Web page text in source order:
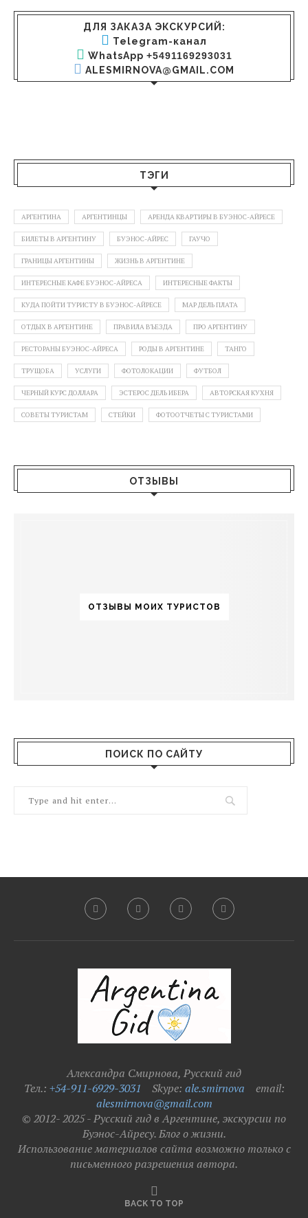
ДЛЯ ЗАКАЗА ЭКСКУРСИЙ:
Telegram-канал
WhatsApp +5491169293031
ALESMIRNOVA@GMAIL.COM
ТЭГИ
АРГЕНТИНА АРГЕНТИНЦЫ АРЕНДА КВАРТИРЫ В БУЭНОС-АЙРЕСЕ
БИЛЕТЫ В АРГЕНТИНУ БУЭНОС-АЙРЕС ГАУЧО
ГРАНИЦЫ АРГЕНТИНЫ ЖИЗНЬ В АРГЕНТИНЕ
ИНТЕРЕСНЫЕ КАФЕ БУЭНОС-АЙРЕСА ИНТЕРЕСНЫЕ ФАКТЫ
КУДА ПОЙТИ ТУРИСТУ В БУЭНОС-АЙРЕСЕ МАР ДЕЛЬ ПЛАТА
ОТДЫХ В АРГЕНТИНЕ ПРАВИЛА ВЪЕЗДА ПРО АРГЕНТИНУ
РЕСТОРАНЫ БУЭНОС-АЙРЕСА РОДЫ В АРГЕНТИНЕ ТАНГО
ТРУЩОБА УСЛУГИ ФОТОЛОКАЦИИ ФУТБОЛ
ЧЕРНЫЙ КУРС ДОЛЛАРА ЭСТЕРОС ДЕЛЬ ИБЕРА АВТОРСКАЯ КУХНЯ
СОВЕТЫ ТУРИСТАМ СТЕЙКИ ФОТООТЧЕТЫ С ТУРИСТАМИ
ОТЗЫВЫ
ОТЗЫВЫ МОИХ ТУРИСТОВ
ПОИСК ПО САЙТУ
Александра Смирнова, Русский гид
Тел.: +54-911-6929-3031 Skype: ale.smirnova email:
alesmirnova@gmail.com
© 2012- 2025 - Русский гид в Аргентине, экскурсии по
Буэнос-Айресу. Блог о жизни.
Использование материалов сайта возможно только с
письменного разрешения автора.
BACK TO TOP